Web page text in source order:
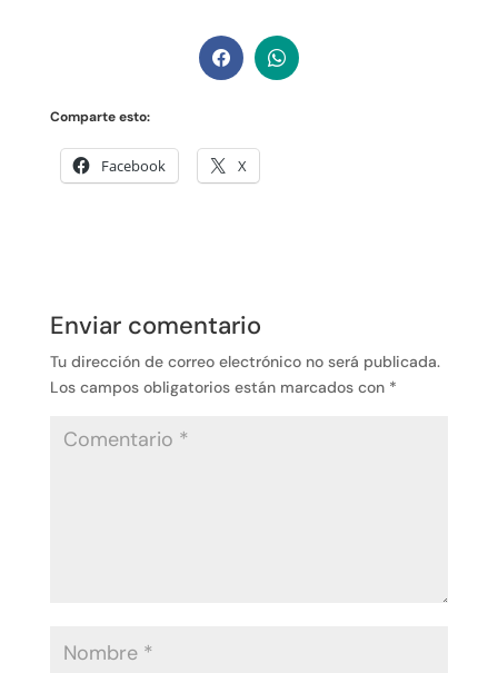
Comparte esto:
Facebook X
Enviar comentario
Tu dirección de correo electrónico no será publicada.
Los campos obligatorios están marcados con *